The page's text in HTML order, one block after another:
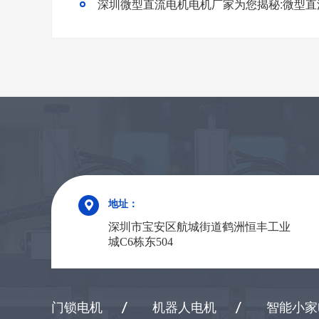
地址：
深圳市宝安区航城街道鹤洲恒丰工业
城C6栋东504
门锁电机 机器人电机 智能小